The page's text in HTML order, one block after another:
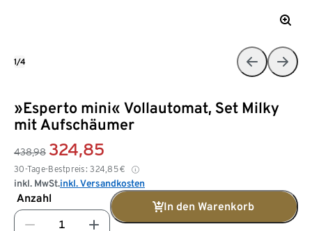
»Esperto mini« Vollautomat, Set Milky
mit Aufschäumer
438,98 324,85
30-Tage-Bestpreis: 324,85€
inkl. MwSt.inkl. Versandkosten
Anzahl
In den Warenkorb
1/4